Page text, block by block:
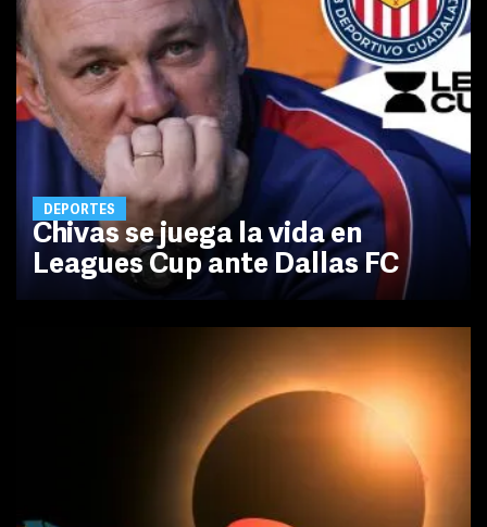
DEPORTES
Chivas se juega la vida en
Leagues Cup ante Dallas FC